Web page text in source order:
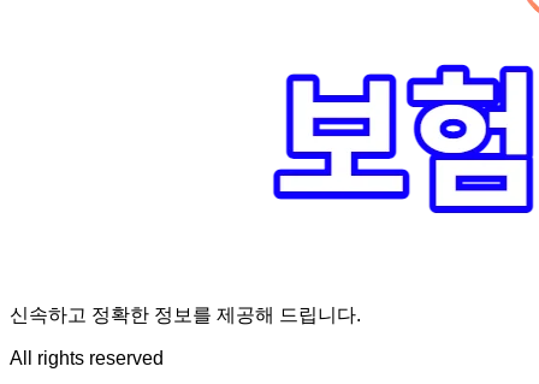
신속하고 정확한 정보를 제공해 드립니다.
All rights reserved